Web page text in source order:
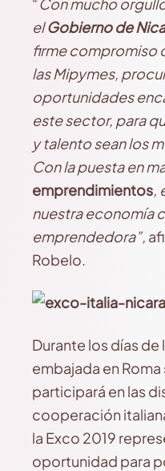
elGobierno de
firme compromiso
lasMipymes,
oportunidades
este sector, para
y talento sean los
Con la puesta en
emprendimientos,
nuestra economía
emprendedora”,
Robelo.
Durante los días de
embajada en
participará en las
cooperación
la Exco 2019
oportunidad para